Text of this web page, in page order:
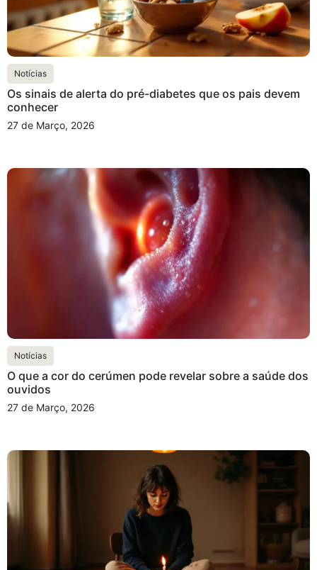
Notícias
Os sinais de alerta do pré-diabetes que os pais devem
conhecer
27 de Março, 2026
Notícias
O que a cor do cerúmen pode revelar sobre a saúde dos
ouvidos
27 de Março, 2026